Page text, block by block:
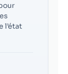
l’état